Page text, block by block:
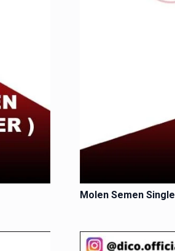
Molen Semen Single